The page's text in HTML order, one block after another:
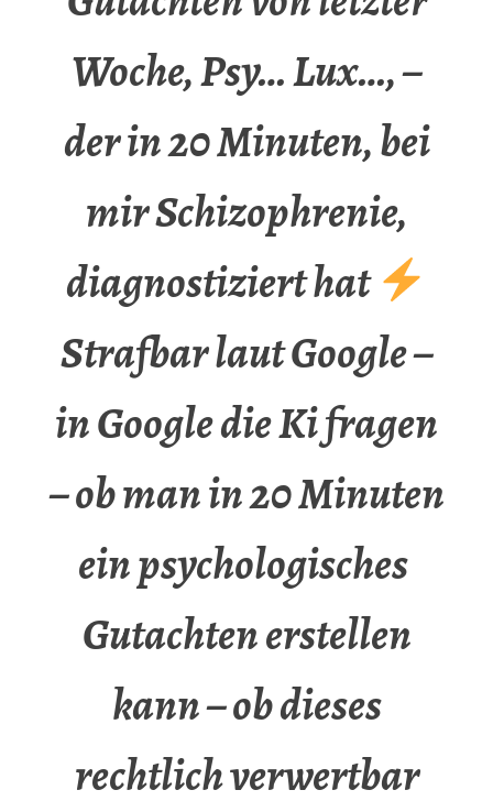
Woche, Psy… Lux…, –
der in 20 Minuten, bei
mir Schizophrenie,
diagnostiziert hat
Strafbar laut Google –
in Google die Ki fragen
– ob man in 20 Minuten
ein psychologisches
Gutachten erstellen
kann – ob dieses
rechtlich verwertbar